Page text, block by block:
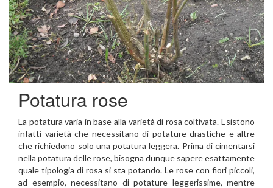
Potatura rose
La potatura varia in base alla varietà di rosa coltivata. Esistono
infatti varietà che necessitano di potature drastiche e altre
che richiedono solo una potatura leggera. Prima di cimentarsi
nella potatura delle rose, bisogna dunque sapere esattamente
quale tipologia di rosa si sta potando. Le rose con fiori piccoli,
ad esempio, necessitano di potature leggerissime, mentre